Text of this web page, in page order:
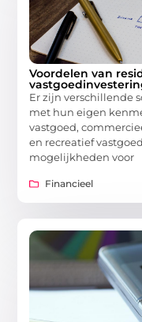
Voordelen van
Er zijn verschillende
met hun eigen
vastgoed,
en recreatief
mogelijkheden voor
Financieel